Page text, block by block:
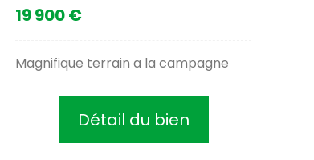
19 900 €
Magnifique terrain a la campagne
Détail du bien